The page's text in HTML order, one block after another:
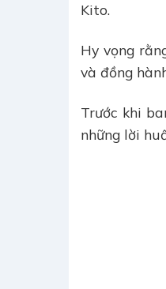
Kito.
Hy vọng
và đồng
Trước khi
những lời